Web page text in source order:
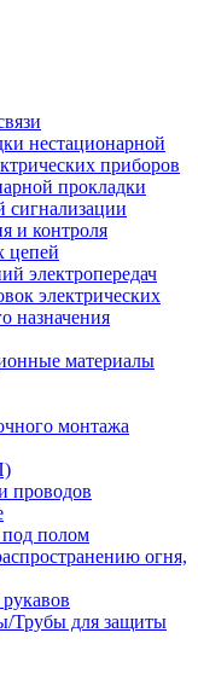
нестационарной
приборов
прокладки
сигнализации
и контроля
цепей
электропередач
электрических
назначения
материалы
монтажа
проводов
полом
огня,
Трубы для защиты